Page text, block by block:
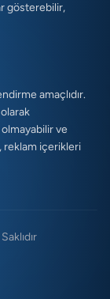
gösterebilir,
amaçlıdır.
olmayabilir ve
reklam içerikleri